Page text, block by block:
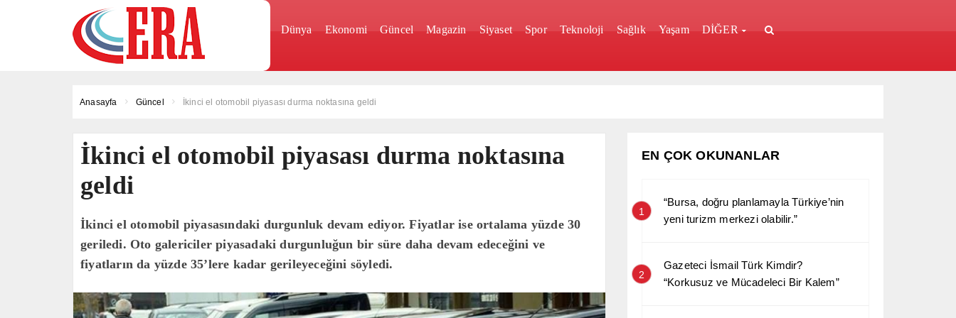
Dünya Ekonomi Güncel Magazin Siyaset Spor Teknoloji Sağlık Yaşam DİĞER
Anasayfa Güncel İkinci el otomobil piyasası durma noktasına geldi
İkinci el otomobil piyasası durma noktasına
geldi
İkinci el otomobil piyasasındaki durgunluk devam ediyor. Fiyatlar ise ortalama yüzde 30
geriledi. Oto galericiler piyasadaki durgunluğun bir süre daha devam edeceğini ve
fiyatların da yüzde 35’lere kadar gerileyeceğini söyledi.
EN ÇOK OKUNANLAR
1
“Bursa, doğru planlamayla Türkiye’nin
yeni turizm merkezi olabilir.”
2
Gazeteci İsmail Türk Kimdir?
“Korkusuz ve Mücadeleci Bir Kalem”